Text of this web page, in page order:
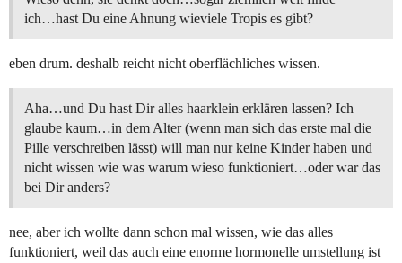
ich…hast Du eine Ahnung wieviele Tropis es gibt?
eben drum. deshalb reicht nicht oberflächliches wissen.
Aha…und Du hast Dir alles haarklein erklären lassen? Ich
glaube kaum…in dem Alter (wenn man sich das erste mal die
Pille verschreiben lässt) will man nur keine Kinder haben und
nicht wissen wie was warum wieso funktioniert…oder war das
bei Dir anders?
nee, aber ich wollte dann schon mal wissen, wie das alles
funktioniert, weil das auch eine enorme hormonelle umstellung ist